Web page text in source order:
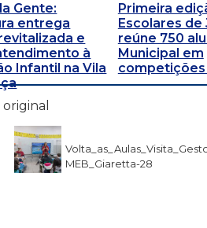
Gente:
entrega
e
à
Infantil na Vila
Primeira
Escolares de
reúne 750
Municipal em
MEB_Giaretta-28